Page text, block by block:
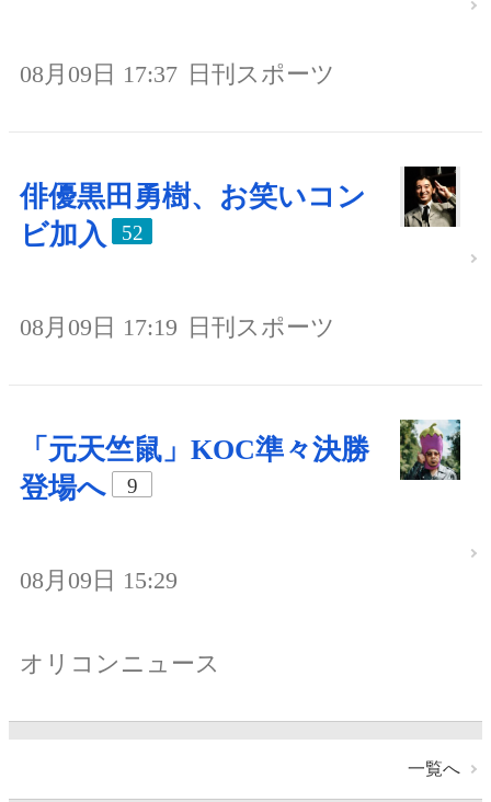
08月09日 17:37 日刊スポーツ
俳優黒田勇樹、お笑いコン
ビ加入
52
08月09日 17:19 日刊スポーツ
「元天竺鼠」KOC準々決勝
登場へ
9
08月09日 15:29
オリコンニュース
一覧へ